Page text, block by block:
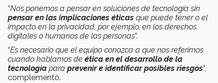
“Nos ponemos a pensar en soluciones de tecnología sin
pensar en las implicaciones éticas que puede tener o el
impacto en la privacidad, por ejemplo, en los derechos
digitales o humanos de las personas”.
“Es necesario que el equipo conozca a que nos referimos
cuando hablamos de ética en el desarrollo de la
tecnología para prevenir e identificar posibles riesgos”,
complementó.